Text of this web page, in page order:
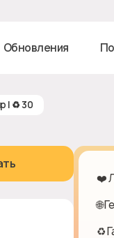
Обновления
| ♻ 30
❤️
🌐
♻